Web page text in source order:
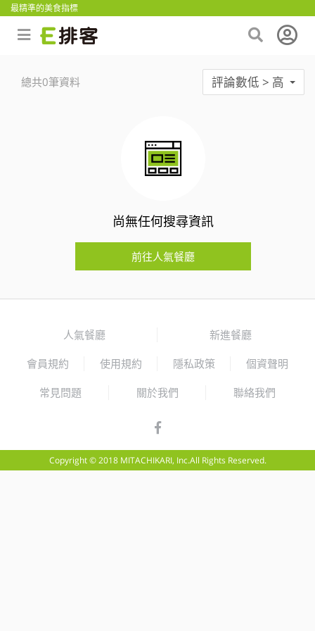
最精準的美食指標
總共0筆資料 評論數低 > 高
尚無任何搜尋資訊
前往人氣餐廳
人氣餐廳 新進餐廳
會員規約 使用規約 隱私政策 個資聲明
常見問題 關於我們 聯絡我們
Copyright © 2018 MITACHIKARI, Inc.All Rights Reserved.